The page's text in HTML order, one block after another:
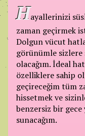
Hayallerinizi
zaman geçirmek
Dolgun vücut
görünümle
olacağım. İdeal
özelliklere sahip
geçireceğim tüm
hissetmek ve
benzersiz bir gece
sunacağım.